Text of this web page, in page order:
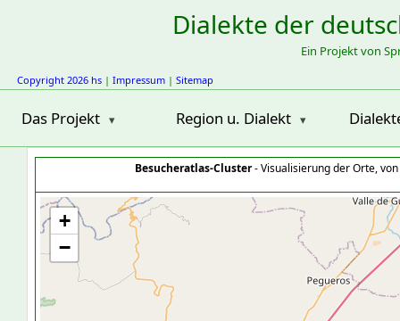
Dialekte der
Ein Projekt von
Copyright 2026 hs | Impressum | Sitemap
Das Projekt Region u. Dialekt
Besucheratlas-Cluster- Visualisierung der Orte,
+
−